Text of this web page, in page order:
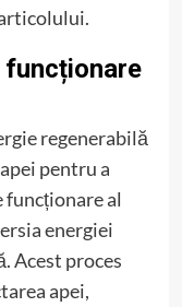
funcționare
regenerabilă
pentru a
al
energiei
Acest proces
apei,